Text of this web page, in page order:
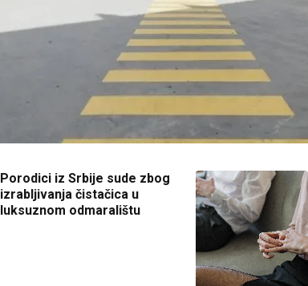
Porodici iz Srbije sude zbog
izrabljivanja čistačica u
luksuznom odmaralištu